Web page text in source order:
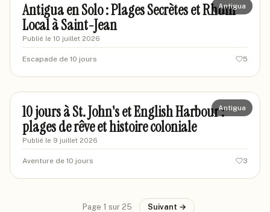
Antigua
Antigua en Solo : Plages Secrètes et Rhum
Local à Saint-Jean
Publié le 10 juillet 2026
Escapade de 10 jours 5
marcdelyon
Antigua
10 jours à St. John's et English Harbour :
plages de rêve et histoire coloniale
Publié le 9 juillet 2026
Aventure de 10 jours 3
Page 1 sur 25 Suivant →